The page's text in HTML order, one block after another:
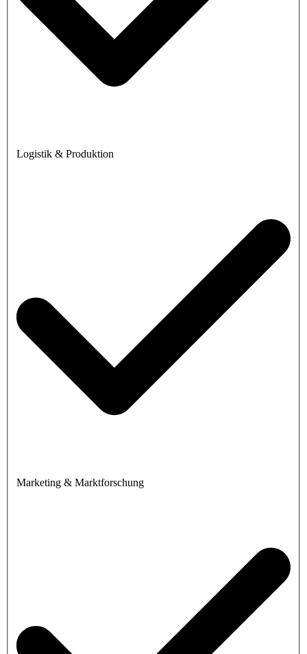
Logistik & Produktion
Marketing & Marktforschung